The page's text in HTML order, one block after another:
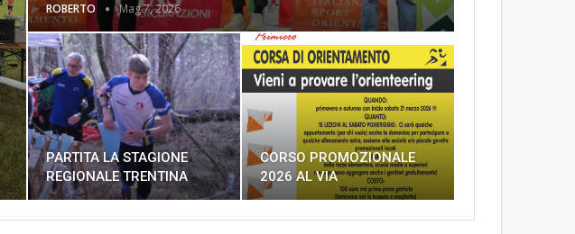
ROBERTO Mag 7, 2026
PARTITA LA STAGIONE
REGIONALE TRENTINA
CORSO PROMOZIONALE
2026 AL VIA